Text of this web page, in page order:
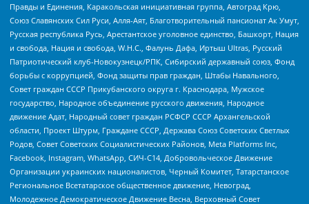
Правды и Единения, Каракольская инициативная группа, Автоград Крю,
Союз Славянских Сил Руси, Алля-Аят, Благотворительный пансионат Ак Умут,
Русская республика Русь, Арестантское уголовное единство, Башкорт, Нация
и свобода, Нация и свобода, W.H.С., Фалунь Дафа, Иртыш Ultras, Русский
Патриотический клуб-Новокузнецк/РПК, Сибирский державный союз, Фонд
борьбы с коррупцией, Фонд защиты прав граждан, Штабы Навального,
Совет граждан СССР Прикубанского округа г. Краснодара, Мужское
государство, Народное объединение русского движения, Народное
движение Адат, Народный совет граждан РСФСР СССР Архангельской
области, Проект Штурм, Граждане СССР, Держава Союз Советских Светлых
Родов, Совет Советских Социалистических Районов, Meta Platforms Inc,
Facebook, Instagram, WhatsApp, СИЧ-С14, Добровольческое Движение
Организации украинских националистов, Черный Комитет, Татарстанское
Региональное Всетатарское общественное движение, Невоград,
Молодежное Демократическое Движение Весна, Верховный Совет